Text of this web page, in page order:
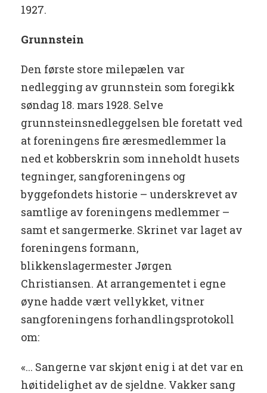
1927.
Grunnstein
Den første store milepælen var
nedlegging av grunnstein som foregikk
søndag 18. mars 1928. Selve
grunnsteinsnedleggelsen ble foretatt ved
at foreningens fire æresmedlemmer la
ned et kobberskrin som inneholdt husets
tegninger, sangforeningens og
byggefondets historie – underskrevet av
samtlige av foreningens medlemmer –
samt et sangermerke. Skrinet var laget av
foreningens formann,
blikkenslagermester Jørgen
Christiansen. At arrangementet i egne
øyne hadde vært vellykket, vitner
sangforeningens forhandlingsprotokoll
om:
«... Sangerne var skjønt enig i at det var en
høitidelighet av de sjeldne. Vakker sang